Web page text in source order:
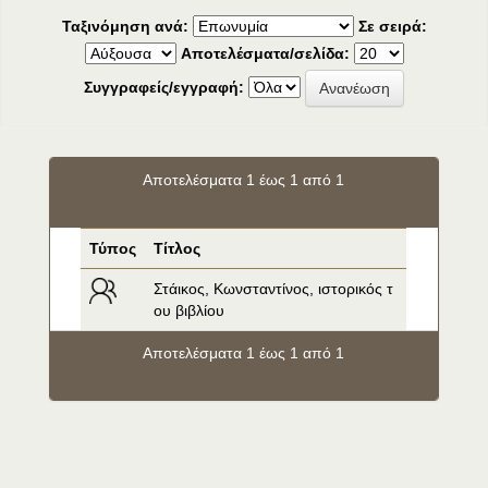
Ταξινόμηση ανά:
Σε σειρά:
Αποτελέσματα/σελίδα:
Συγγραφείς/εγγραφή:
Αποτελέσματα 1 έως 1 από 1
Τύπος Τίτλος
Στάικος, Κωνσταντίνος, ιστορικός τ
ου βιβλίου
Αποτελέσματα 1 έως 1 από 1